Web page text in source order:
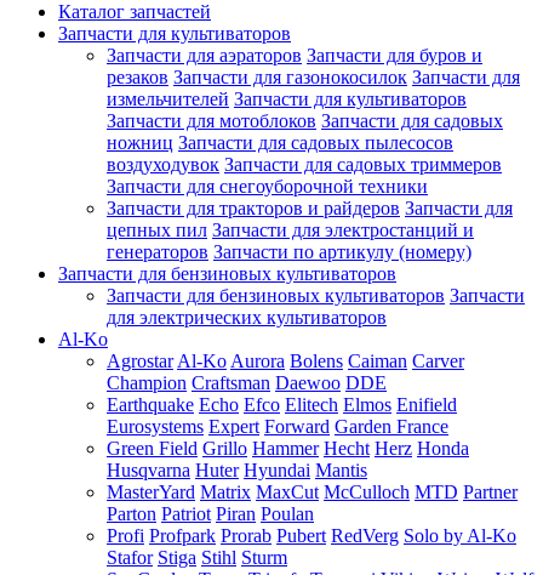
Каталог запчастей
Запчасти для культиваторов
Запчасти для аэраторов Запчасти для буров и
резаков Запчасти для газонокосилок Запчасти для
измельчителей Запчасти для культиваторов
Запчасти для мотоблоков Запчасти для садовых
ножниц Запчасти для садовых пылесосов
воздуходувок Запчасти для садовых триммеров
Запчасти для снегоуборочной техники
Запчасти для тракторов и райдеров Запчасти для
цепных пил Запчасти для электростанций и
генераторов Запчасти по артикулу (номеру)
Запчасти для бензиновых культиваторов
Запчасти для бензиновых культиваторов Запчасти
для электрических культиваторов
Al-Ko
Agrostar Al-Ko Aurora Bolens Caiman Carver
Champion Craftsman Daewoo DDE
Earthquake Echo Efco Elitech Elmos Enifield
Eurosystems Expert Forward Garden France
Green Field Grillo Hammer Hecht Herz Honda
Husqvarna Huter Hyundai Mantis
MasterYard Matrix MaxCut McCulloch MTD Partner
Parton Patriot Piran Poulan
Profi Profpark Prorab Pubert RedVerg Solo by Al-Ko
Stafor Stiga Stihl Sturm